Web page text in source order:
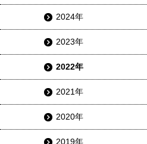
2024年
2023年
2022年
2021年
2020年
2019年